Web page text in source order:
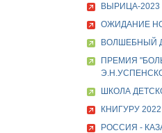
ВЫРИЦА-2023
ОЖИДАНИЕ
ВОЛШЕБНЫЙ
ПРЕМИЯ
ШКОЛА
КНИГУРУ 2022
РОССИЯ -